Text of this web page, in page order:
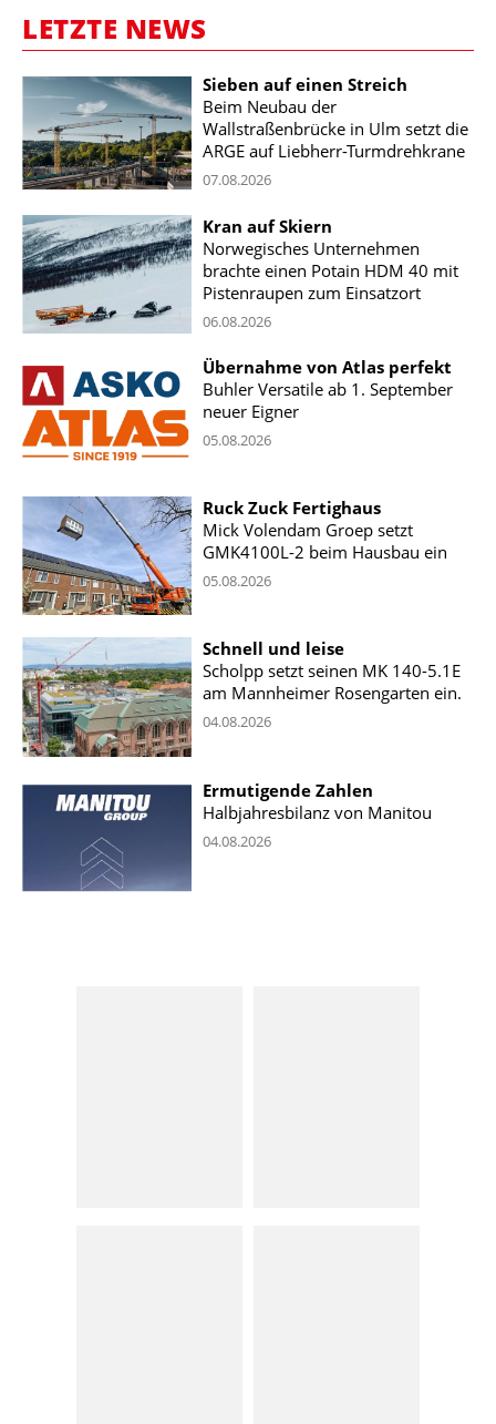
LETZTE NEWS
Sieben auf einen Streich
Beim Neubau der
Wallstraßenbrücke in Ulm setzt die
ARGE auf Liebherr-Turmdrehkrane
07.08.2026
Kran auf Skiern
Norwegisches Unternehmen
brachte einen Potain HDM 40 mit
Pistenraupen zum Einsatzort
06.08.2026
Übernahme von Atlas perfekt
Buhler Versatile ab 1. September
neuer Eigner
05.08.2026
Ruck Zuck Fertighaus
Mick Volendam Groep setzt
GMK4100L-2 beim Hausbau ein
05.08.2026
Schnell und leise
Scholpp setzt seinen MK 140-5.1E
am Mannheimer Rosengarten ein.
04.08.2026
Ermutigende Zahlen
Halbjahresbilanz von Manitou
04.08.2026